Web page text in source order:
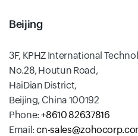
Beijing
3F, KPHZ International
No.28, Houtun Road,
HaiDian District,
Beijing, China 100192
Phone:+8610 82637816
Email:cn-